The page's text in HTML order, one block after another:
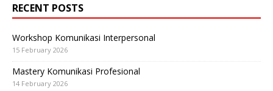
RECENT POSTS
Workshop Komunikasi Interpersonal
15 February 2026
Mastery Komunikasi Profesional
14 February 2026